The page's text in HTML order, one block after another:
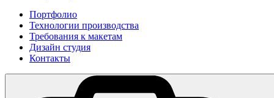
Портфолио
Технологии производства
Требования к макетам
Дизайн студия
Контакты